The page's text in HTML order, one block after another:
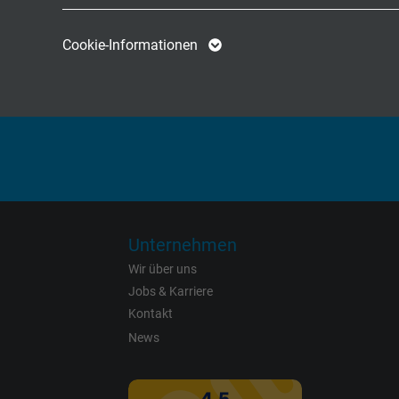
Cookie-Informationen
Hochflexible Kabel &
Unternehmen
Wir über uns
Jobs & Karriere
Kontakt
News